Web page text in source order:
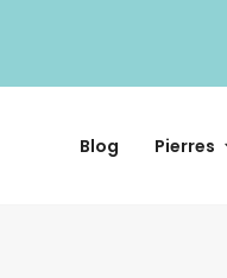
Blog Pierres